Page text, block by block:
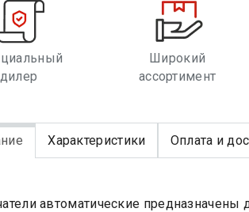
дилер
Широкий
ассортимент
Характеристики Оплата и
автоматические предназначены